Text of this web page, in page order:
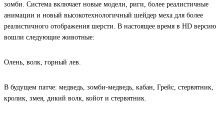
зомби. Система включает новые модели, риги, более реалистичные
анимации и новый высокотехнологичный шейдер меха для более
реалистичного отображения шерсти. В настоящее время в HD версию
вошли следующие животные:
Олень, волк, горный лев.
В будущем патче: медведь, зомби-медведь, кабан, Грейс, стервятник,
кролик, змея, дикий волк, койот и стервятник.